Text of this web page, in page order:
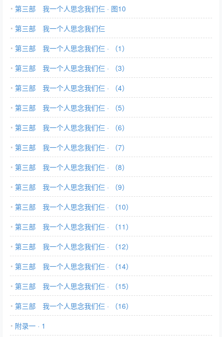
第三部 我一个人思念我们仨 · 图10
第三部 我一个人思念我们仨
第三部 我一个人思念我们仨 · （1）
第三部 我一个人思念我们仨 · （3）
第三部 我一个人思念我们仨 · （4）
第三部 我一个人思念我们仨 · （5）
第三部 我一个人思念我们仨 · （6）
第三部 我一个人思念我们仨 · （7）
第三部 我一个人思念我们仨 · （8）
第三部 我一个人思念我们仨 · （9）
第三部 我一个人思念我们仨 · （10）
第三部 我一个人思念我们仨 · （11）
第三部 我一个人思念我们仨 · （12）
第三部 我一个人思念我们仨 · （14）
第三部 我一个人思念我们仨 · （15）
第三部 我一个人思念我们仨 · （16）
附录一 · 1